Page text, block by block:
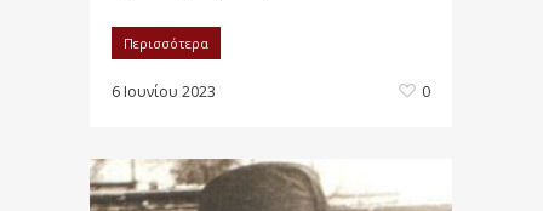
Περισσότερα
6 Ιουνίου 2023 0